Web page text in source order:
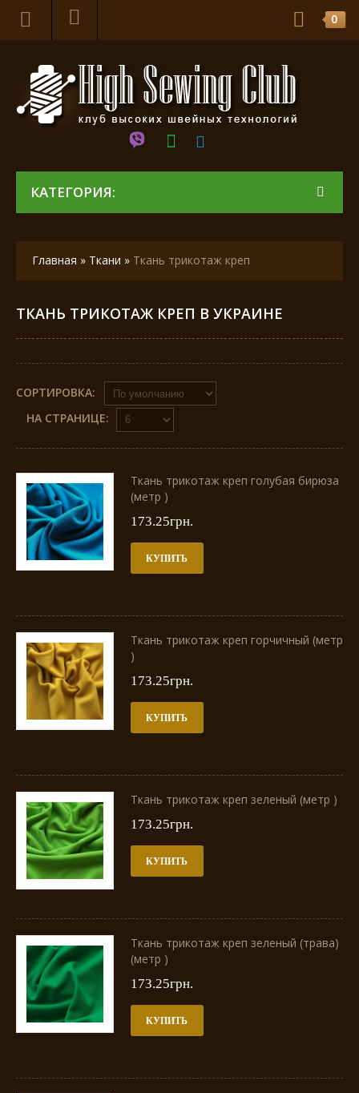
0
КАТЕГОРИЯ:
Главная » Ткани » Ткань трикотаж креп
ТКАНЬ ТРИКОТАЖ КРЕП В УКРАИНЕ
СОРТИРОВКА:
НА СТРАНИЦЕ:
Ткань трикотаж креп голубая бирюза
(метр )
173.25грн.
КУПИТЬ
Ткань трикотаж креп горчичный (метр
)
173.25грн.
КУПИТЬ
Ткань трикотаж креп зеленый (метр )
173.25грн.
КУПИТЬ
Ткань трикотаж креп зеленый (трава)
(метр )
173.25грн.
КУПИТЬ